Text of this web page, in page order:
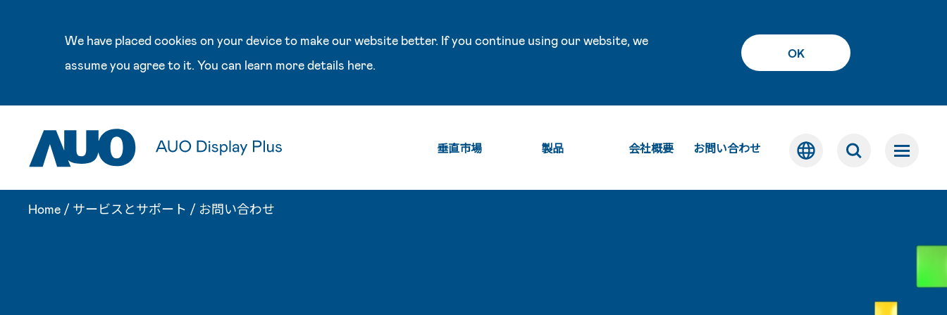
We have placed cookies on your device to make our website better. If you continue using our website, we
assume you agree to it. You can learn more details here.
OK
垂直市場 製品 会社概要 お問い合わせ
Home / サービスとサポート / お問い合わせ